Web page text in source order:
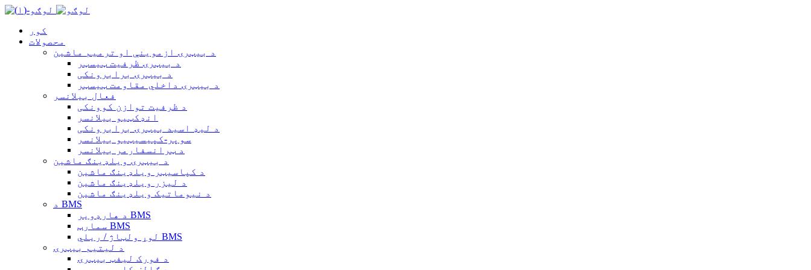
کور
محصولات
د بیټرۍ ازموینې او ترمیم ماشین
د بیټرۍ ظرفیت ټیسټر
د بیټرۍ برابرونکی
د بیټرۍ داخلي مقاومت ټیسټر
فعال بیلانسر
د ظرفیت توازن کوونکی
انډکټیو بیلانسر
د لیډ اسید بیټرۍ برابرونکی
سوپر-کپیسیټیو بیلانسر
د ټرانسفارمر بیلانسر
د بیټرۍ ویلډینګ ماشین
د کپاسیټر ویلډینګ ماشین
د لیزر ویلډینګ ماشین
د نیوماتیک ویلډینګ ماشین
د BMS
د هارډویر BMS
سمارټ BMS
لوړ ولټاژ / ریلي BMS
د لیتیم بیټرۍ
د فورک لیفټ بیټرۍ